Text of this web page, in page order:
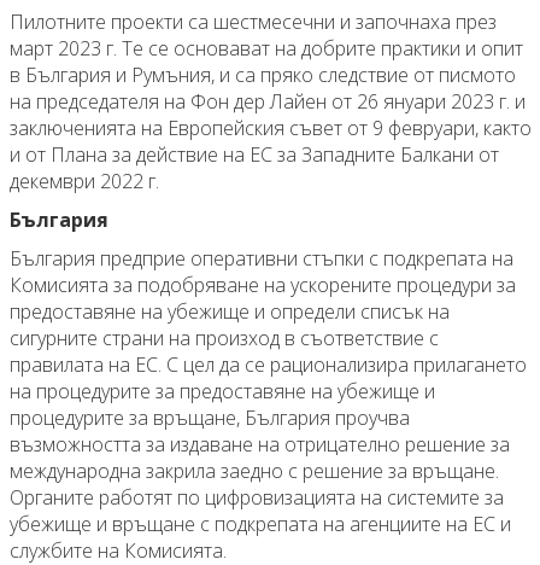
Пилотните проекти са шестмесечни и започнаха през
март 2023 г. Те се основават на добрите практики и опит
в България и Румъния, и са пряко следствие от писмото
на председателя на Фон дер Лайен от 26 януари 2023 г. и
заключенията на Европейския съвет от 9 февруари, както
и от Плана за действие на ЕС за Западните Балкани от
декември 2022 г.
България
България предприе оперативни стъпки с подкрепата на
Комисията за подобряване на ускорените процедури за
предоставяне на убежище и определи списък на
сигурните страни на произход в съответствие с
правилата на ЕС. С цел да се рационализира прилагането
на процедурите за предоставяне на убежище и
процедурите за връщане, България проучва
възможността за издаване на отрицателно решение за
международна закрила заедно с решение за връщане.
Органите работят по цифровизацията на системите за
убежище и връщане с подкрепата на агенциите на ЕС и
службите на Комисията.